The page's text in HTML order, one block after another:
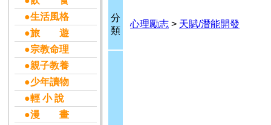
●生活風格
●旅 遊
●宗教命理
●親子教養
●少年讀物
●輕 小 說
●漫 畫
分
類
心理勵志 > 天賦/潛能開發